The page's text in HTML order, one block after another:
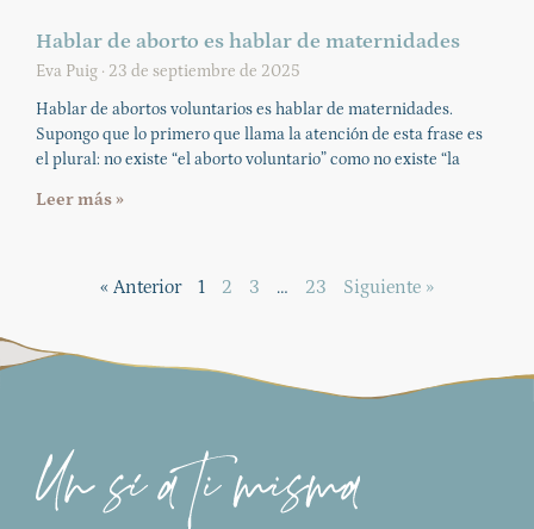
Hablar de aborto es hablar de maternidades
Eva Puig
23 de septiembre de 2025
Hablar de abortos voluntarios es hablar de maternidades.
Supongo que lo primero que llama la atención de esta frase es
el plural: no existe “el aborto voluntario” como no existe “la
Leer más »
« Anterior 1 2 3 … 23 Siguiente »